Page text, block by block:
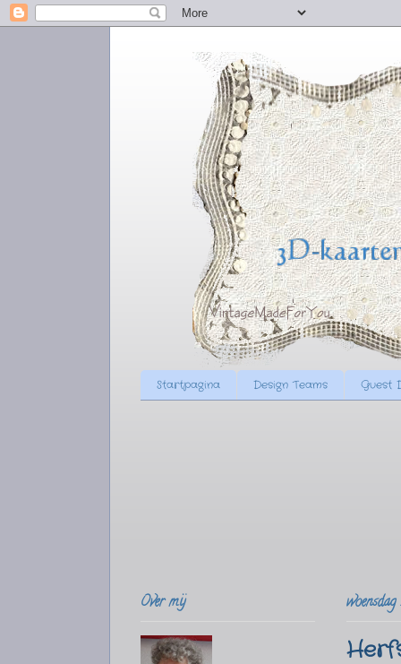
Startpagina Design Teams Guest
Over mij